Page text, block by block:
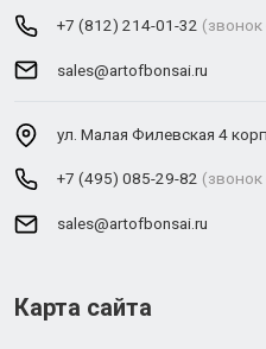
+7 (812) 214-01-32
sales@artofbonsai.ru
ул. Малая Филевская 4
+7 (495) 085-29-82
sales@artofbonsai.ru
Карта сайта